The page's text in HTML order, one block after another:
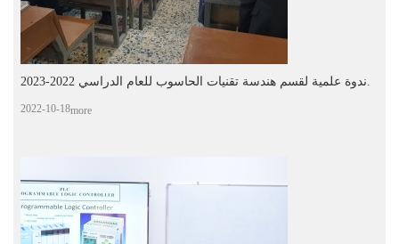
ندوة علمية لقسم هندسة تقنيات الحاسوب للعام الدراسي 2022-2023.
2022-10-18more